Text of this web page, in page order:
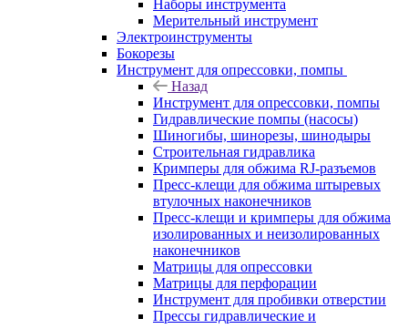
Наборы инструмента
Мерительный инструмент
Электроинструменты
Бокорезы
Инструмент для опрессовки, помпы
Назад
Инструмент для опрессовки, помпы
Гидравлические помпы (насосы)
Шиногибы, шинорезы, шинодыры
Строительная гидравлика
Кримперы для обжима RJ-разъемов
Пресс-клещи для обжима штыревых
втулочных наконечников
Пресс-клещи и кримперы для обжима
изолированных и неизолированных
наконечников
Матрицы для опрессовки
Матрицы для перфорации
Инструмент для пробивки отверстии
Прессы гидравлические и